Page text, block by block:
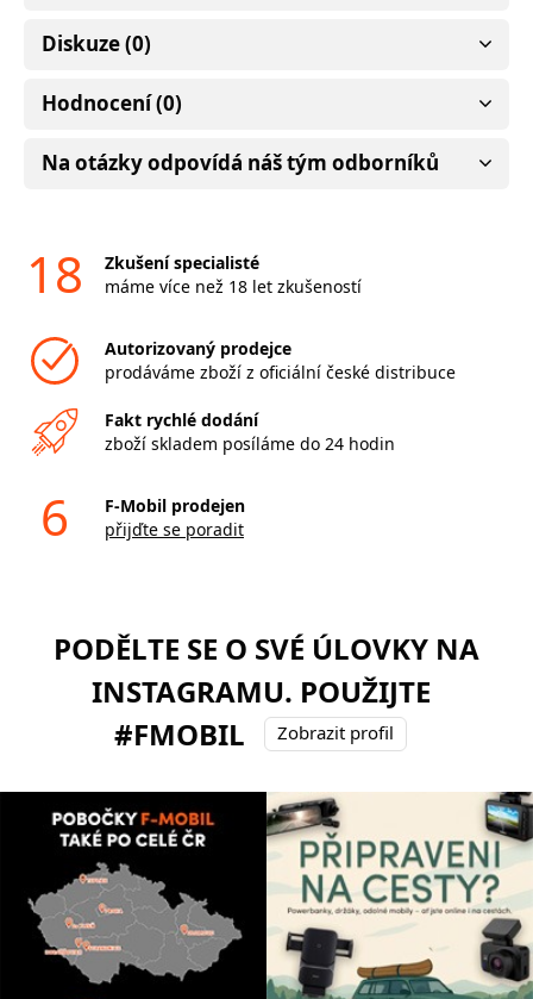
Diskuze (0)
Hodnocení (0)
Na otázky odpovídá náš tým odborníků
18
Zkušení specialisté
máme více než 18 let zkušeností
Autorizovaný prodejce
prodáváme zboží z oficiální české distribuce
Fakt rychlé dodání
zboží skladem posíláme do 24 hodin
6
F-Mobil prodejen
přijďte se poradit
PODĚLTE SE O SVÉ ÚLOVKY NA
INSTAGRAMU. POUŽIJTE
#FMOBIL
Zobrazit profil